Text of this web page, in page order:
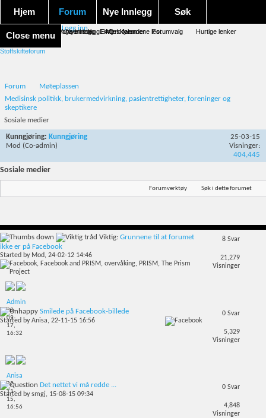
Hjem Forum
Nye innlegg FAQ Kalender Forumvalg Hurtige lenker
Nye Innlegg
Nye innlegg Merk forumene lest
Søk
Avansert søk Emneskyen
Close menu
Logg inn
Stoffskifteforum
Forum
Møteplassen
Medisinsk politikk, brukermedvirkning, pasientrettigheter, foreninger og
skeptikere
Sosiale medier
Kunngjøring: Kunngjøring
Mod (Co-admin)
25-03-15
Visninger:
404,445
Sosiale medier
Forumverktøy Søk i dette forumet
Viktig: Grunnene til at forumet
ikke er på Facebook
Started by Mod, 24-02-12 14:46
8 Svar
21,279
Visninger
Admin
28-
09-
17,
16:32
Smilede på Facebook-billede
Started byAnisa, 22-11-15 16:56
0 Svar
5,329
Visninger
Anisa
22-
11-
15,
16:56
Det nettet vi må redde ...
Started bysmgj, 15-08-15 09:34
0 Svar
4,848
Visninger